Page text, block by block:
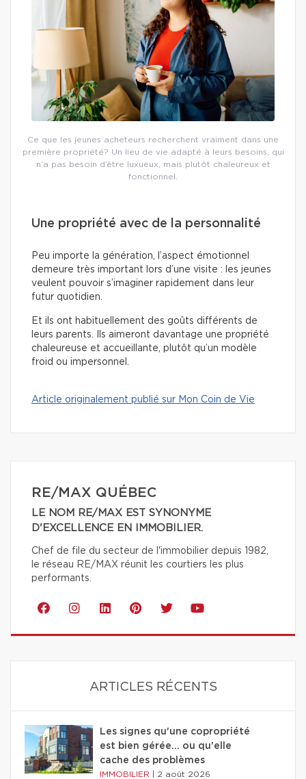
Ce que les jeunes acheteurs recherchent vraiment dans une
première propriété? Un lieu de vie adapté à leurs besoins, qui
n’a pas besoin d’être luxueux, mais plutôt chaleureux et
fonctionnel.
Une propriété avec de la personnalité
Peu importe la génération, l’aspect émotionnel
demeure très important lors d’une visite : les jeunes
veulent pouvoir s’imaginer rapidement dans leur
futur quotidien.
Et ils ont habituellement des goûts différents de
leurs parents. Ils aimeront davantage une propriété
chaleureuse et accueillante, plutôt qu’un modèle
froid ou impersonnel.
Article originalement publié sur Mon Coin de Vie
RE/MAX QUÉBEC
LE NOM RE/MAX EST SYNONYME
D'EXCELLENCE EN IMMOBILIER.
Chef de file du secteur de l'immobilier depuis 1982,
le réseau RE/MAX réunit les courtiers les plus
performants.
ARTICLES RÉCENTS
Les signes qu'une copropriété
est bien gérée… ou qu'elle
cache des problèmes
IMMOBILIER 2 août 2026